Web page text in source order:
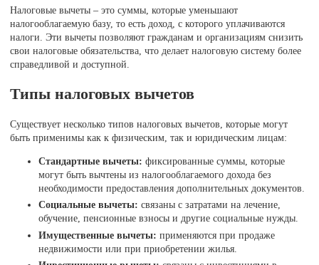
Налоговые вычеты – это суммы, которые уменьшают
налогооблагаемую базу, то есть доход, с которого уплачиваются
налоги. Эти вычеты позволяют гражданам и организациям снизить
свои налоговые обязательства, что делает налоговую систему более
справедливой и доступной.
Типы налоговых вычетов
Существует несколько типов налоговых вычетов, которые могут
быть применимы как к физическим, так и юридическим лицам:
Стандартные вычеты: фиксированные суммы, которые
могут быть вычтены из налогооблагаемого дохода без
необходимости предоставления дополнительных документов.
Социальные вычеты: связаны с затратами на лечение,
обучение, пенсионные взносы и другие социальные нужды.
Имущественные вычеты: применяются при продаже
недвижимости или при приобретении жилья.